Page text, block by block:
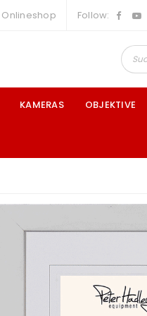
Onlineshop Follow:
KAMERAS OBJEKTIVE